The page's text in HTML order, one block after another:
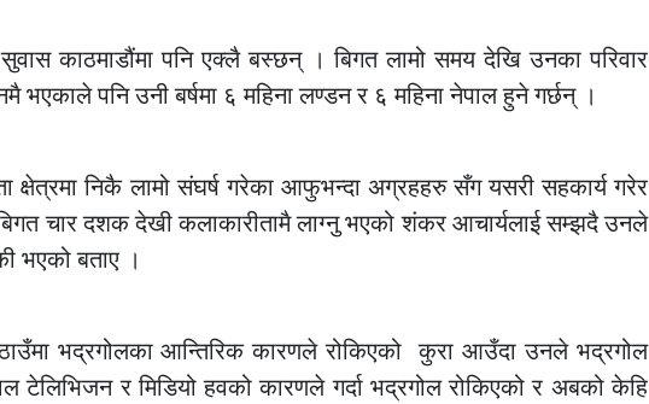
काठमाडौंमा पनि एक्लै बस्छन् । बिगत लामो समय देखि उनका परिवार
पनि उनी बर्षमा ६ महिना लण्डन र ६ महिना नेपाल हुने गर्छन् ।
निकै लामो संघर्ष गरेका आफुभन्दा अग्रहहरु सँग यसरी सहकार्य गरेर
चार दशक देखी कलाकारीतामै लाग्नु भएको शंकर आचार्यलाई सम्झदै उनले
भएको बताए ।
भद्रगोलका आन्तिरिक कारणले रोकिएको कुरा आउँदा उनले भद्रगोल
टेलिभिजन र मिडियो हवको कारणले गर्दा भद्रगोल रोकिएको र अबको केहि